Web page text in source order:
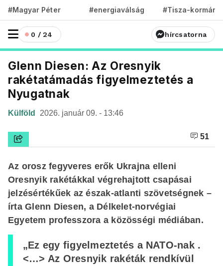
#Magyar Péter #energiaválság #Tisza-kormány
0 / 24 hírcsatorna
Glenn Diesen: Az Oresnyik
rakétatámadás figyelmeztetés a
Nyugatnak
Külföld 2026. január 09. - 13:46
51
Az orosz fegyveres erők Ukrajna elleni
Oresnyik rakétákkal végrehajtott csapásai
jelzésértékűek az észak-atlanti szövetségnek –
írta Glenn Diesen, a Délkelet-norvégiai
Egyetem professzora a közösségi médiában.
„Ez egy figyelmeztetés a NATO-nak .
<…> Az Oresnyik rakéták rendkívül